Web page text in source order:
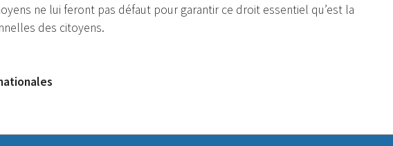
ne lui feront pas défaut pour garantir ce droit essentiel qu’est la
des citoyens.